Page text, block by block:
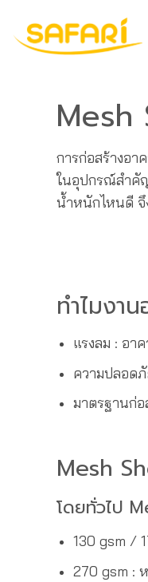
Mesh
การก่อสร้างอา
ในอุปกรณ์สำคั
น้ำหนักไหนดี จึ
ทำไมงา
แรงลม : อา
ความปลอด
มาตรฐานก่
Mesh
โดยทั่วไป
130 gsm /
270 gsm :